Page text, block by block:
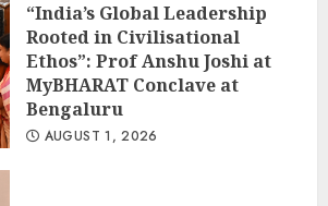
“India’s Global Leadership
Rooted in Civilisational
Ethos”: Prof Anshu Joshi at
MyBHARAT Conclave at
Bengaluru
AUGUST 1, 2026